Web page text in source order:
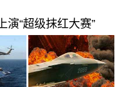
演“超级抹红大赛”